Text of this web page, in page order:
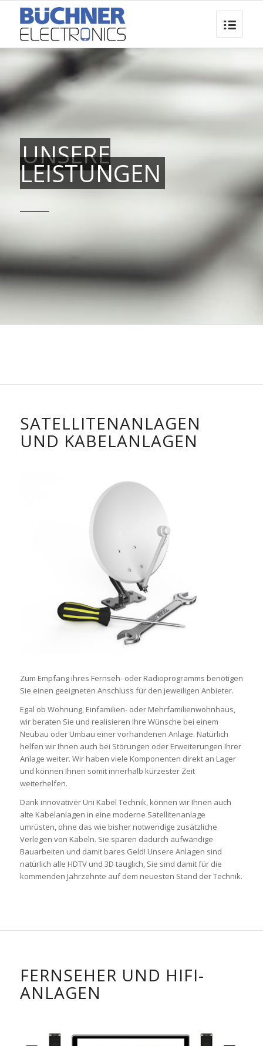
UNSERE
LEISTUNGEN
SATELLITENANLAGEN
UND KABELANLAGEN
Zum Empfang ihres Fernseh- oder Radioprogramms benötigen
Sie einen geeigneten Anschluss für den jeweiligen Anbieter.
Egal ob Wohnung, Einfamilien- oder Mehrfamilienwohnhaus,
wir beraten Sie und realisieren Ihre Wünsche bei einem
Neubau oder Umbau einer vorhandenen Anlage. Natürlich
helfen wir Ihnen auch bei Störungen oder Erweiterungen Ihrer
Anlage weiter. Wir haben viele Komponenten direkt an Lager
und können Ihnen somit innerhalb kürzester Zeit
weiterhelfen.
Dank innovativer Uni Kabel Technik, können wir Ihnen auch
alte Kabelanlagen in eine moderne Satellitenanlage
umrüsten, ohne das wie bisher notwendige zusätzliche
Verlegen von Kabeln. Sie sparen dadurch aufwändige
Bauarbeiten und damit bares Geld! Unsere Anlagen sind
natürlich alle HDTV und 3D tauglich, Sie sind damit für die
kommenden Jahrzehnte auf dem neuesten Stand der Technik.
FERNSEHER UND HIFI-
ANLAGEN